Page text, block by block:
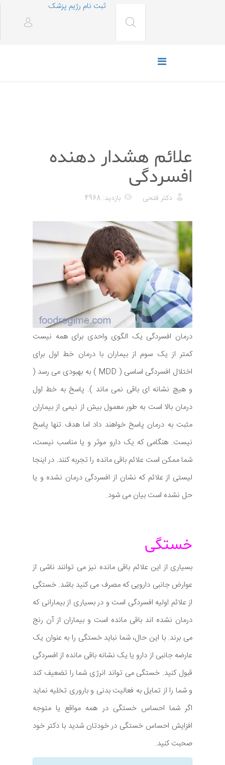
ثبت نام رژیم پزشک
علائم هشدار دهنده
افسردگی
دکتر فتحی بازدید: 4968
درمان افسردگی یک الگوی واحدی برای همه نیست
کمتر از یک سوم از بیماران با درمان خط اول برای
اختلال افسردگی اساسی ( MDD ) به بهبودی می رسد (
و هیچ نشانه ای باقی نمی ماند ). پاسخ به خط اول
درمان بالا است به طور معمول بیش از نیمی از بیماران
مثبت به درمان پاسخ خواهند داد اما هدف تنها پاسخ
نیست. هنگامی که یک دارو موثر و یا مناسب نیست،
شما ممکن است علائم باقی مانده را تجربه کنند. در اینجا
لیستی از علائم که نشان از افسردگی درمان نشده و یا
حل نشده است بیان می شود.
خستگی
بسیاری از این علائم باقی مانده نیز می توانند ناشی از
عوارض جانبی دارویی که مصرف می کنید باشد. خستگی
از علائم اولیه افسردگی است و در بسیاری از بیمارانی که
درمان نشده اند باقی مانده است و بیماران از آن رنج
می برند. با این حال، شما نباید خستگی را به عنوان یک
عارضه جانبی از دارو یا یک نشانه باقی مانده از افسردگی
قبول کنید. خستگی می تواند انرژی شما را تضعیف کند
و شما را از تمایل به فعالیت بدنی و باروری تخلیه نماید
اگر شما احساس خستگی در همه مواقع یا متوجه
افزایش احساس خستگی در خودتان شدید با دکتر خود
صحبت کنید.